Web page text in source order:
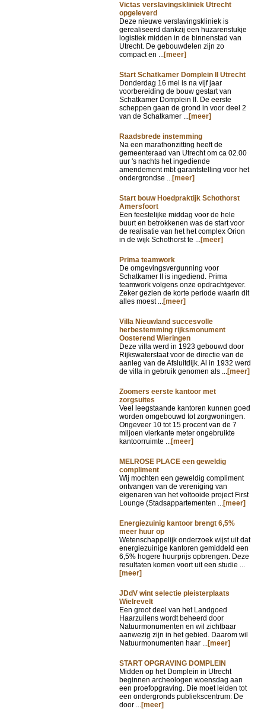
Victas verslavingskliniek Utrecht
opgeleverd
Deze nieuwe verslavingskliniek is
gerealiseerd dankzij een huzarenstukje
logistiek midden in de binnenstad van
Utrecht. De gebouwdelen zijn zo
compact en ...[meer]
Start Schatkamer Domplein II Utrecht
Donderdag 16 mei is na vijf jaar
voorbereiding de bouw gestart van
Schatkamer Domplein II. De eerste
scheppen gaan de grond in voor deel 2
van de Schatkamer ...[meer]
Raadsbrede instemming
Na een marathonzitting heeft de
gemeenteraad van Utrecht om ca 02.00
uur 's nachts het ingediende
amendement mbt garantstelling voor het
ondergrondse ...[meer]
Start bouw Hoedpraktijk Schothorst
Amersfoort
Een feestelijke middag voor de hele
buurt en betrokkenen was de start voor
de realisatie van het het complex Orion
in de wijk Schothorst te ...[meer]
Prima teamwork
De omgevingsvergunning voor
Schatkamer II is ingediend. Prima
teamwork volgens onze opdrachtgever.
Zeker gezien de korte periode waarin dit
alles moest ...[meer]
Villa Nieuwland succesvolle
herbestemming rijksmonument
Oosterend Wieringen
Deze villa werd in 1923 gebouwd door
Rijkswaterstaat voor de directie van de
aanleg van de Afsluitdijk. Al in 1932 werd
de villa in gebruik genomen als ...[meer]
Zoomers eerste kantoor met
zorgsuites
Veel leegstaande kantoren kunnen goed
worden omgebouwd tot zorgwoningen.
Ongeveer 10 tot 15 procent van de 7
miljoen vierkante meter ongebruikte
kantoorruimte ...[meer]
MELROSE PLACE een geweldig
compliment
Wij mochten een geweldig compliment
ontvangen van de vereniging van
eigenaren van het voltooide project First
Lounge (Stadsappartementen ...[meer]
Energiezuinig kantoor brengt 6,5%
meer huur op
Wetenschappelijk onderzoek wijst uit dat
energiezuinige kantoren gemiddeld een
6,5% hogere huurprijs opbrengen. Deze
resultaten komen voort uit een studie ...
[meer]
JDdV wint selectie pleisterplaats
Wielrevelt
Een groot deel van het Landgoed
Haarzuilens wordt beheerd door
Natuurmonumenten en wil zichtbaar
aanwezig zijn in het gebied. Daarom wil
Natuurmonumenten haar ...[meer]
START OPGRAVING DOMPLEIN
Midden op het Domplein in Utrecht
beginnen archeologen woensdag aan
een proefopgraving. Die moet leiden tot
een ondergronds publiekscentrum: De
door ...[meer]